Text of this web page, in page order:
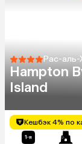
Рас-
Hampton
Island
Кешбэк 4% по